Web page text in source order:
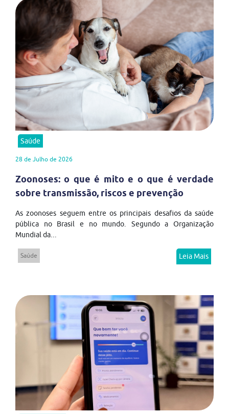
Saúde
28 de Julho de 2026
Zoonoses: o que é mito e o que é verdade
sobre transmissão, riscos e prevenção
As zoonoses seguem entre os principais desafios da saúde
pública no Brasil e no mundo. Segundo a Organização
Mundial da...
Saúde Leia Mais